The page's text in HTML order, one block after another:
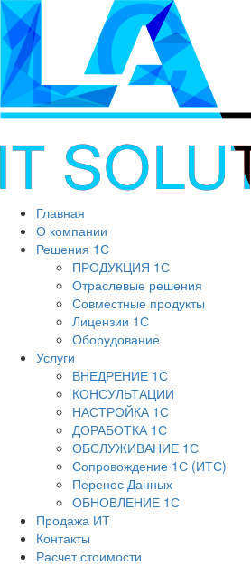
Главная
О компании
Решения 1С
ПРОДУКЦИЯ 1С
Отраслевые решения
Совместные продукты
Лицензии 1С
Оборудование
Услуги
ВНЕДРЕНИЕ 1С
КОНСУЛЬТАЦИИ
НАСТРОЙКА 1С
ДОРАБОТКА 1С
ОБСЛУЖИВАНИЕ 1С
Сопровождение 1С (ИТС)
Перенос Данных
ОБНОВЛЕНИЕ 1С
Продажа ИТ
Контакты
Расчет стоимости